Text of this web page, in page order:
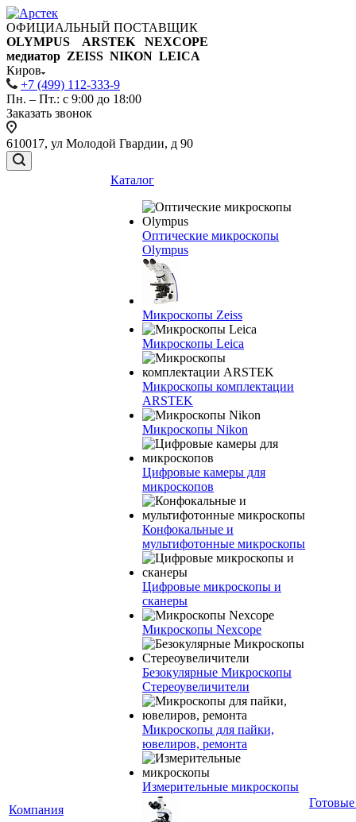
ОФИЦИАЛЬНЫЙ ПОСТАВЩИК
OLYMPUS ARSTEK NEXCOPE
медиатор ZEISS NIKON LEICA
Киров
+7 (499) 112-333-9
Пн. – Пт.: с 9:00 до 18:00
Заказать звонок
610017, ул Молодой Гвардии, д 90
Компания
Каталог
Оптические микроскопы
Olympus
Микроскопы Zeiss
Микроскопы Leica
Микроскопы комплектации
ARSTEK
Микроскопы Nikon
Цифровые камеры для
микроскопов
Конфокальные и
мультифотонные микроскопы
Цифровые микроскопы и
сканеры
Микроскопы Nexcope
Безокулярные Микроскопы
Стереоувеличители
Микроскопы для пайки,
ювелиров, ремонта
Измерительные микроскопы